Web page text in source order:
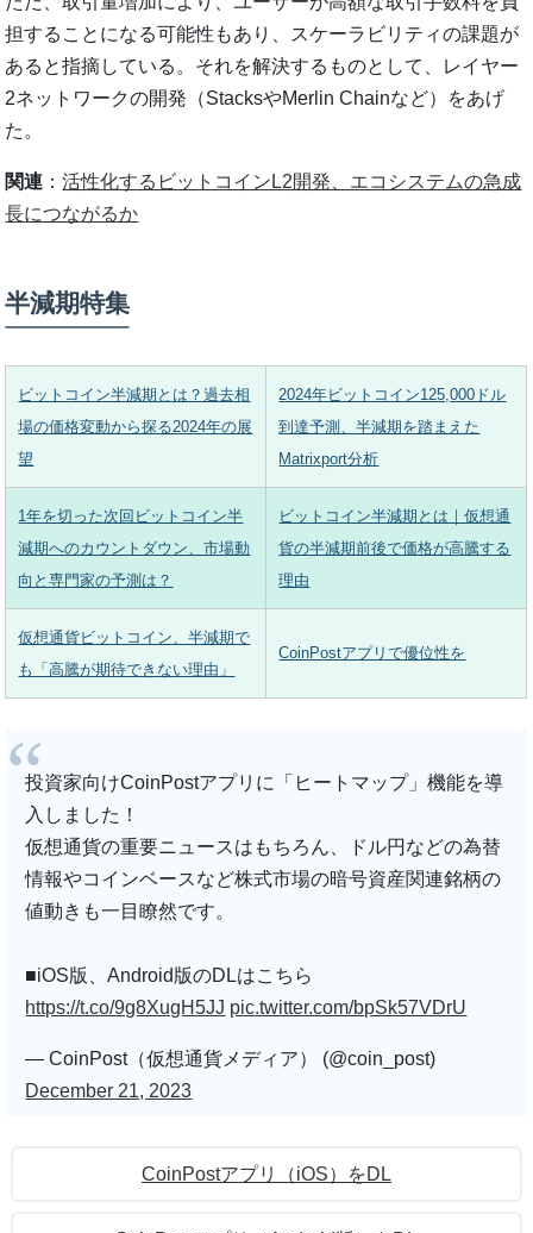
担することになる可能性もあり、スケーラビリティの課題が
あると指摘している。それを解決するものとして、レイヤー
2ネットワークの開発（StacksやMerlin Chainなど）をあげ
た。
関連 ：活性化するビットコインL2開発、エコシステムの急成
長につながるか
半減期特集
ビットコイン半減期とは？過去相
場の価格変動から探る2024年の展
望
2024年ビットコイン125,000ドル
到達予測、半減期を踏まえた
Matrixport分析
1年を切った次回ビットコイン半
減期へのカウントダウン、市場動
向と専門家の予測は？
ビットコイン半減期とは｜仮想通
貨の半減期前後で価格が高騰する
理由
仮想通貨ビットコイン、半減期で
も「高騰が期待できない理由」
CoinPostアプリで優位性を
投資家向けCoinPostアプリに「ヒートマップ」機能を導
入しました！
仮想通貨の重要ニュースはもちろん、ドル円などの為替
情報やコインベースなど株式市場の暗号資産関連銘柄の
値動きも一目瞭然です。
■iOS版、Android版のDLはこちら
https://t.co/9g8XugH5JJ pic.twitter.com/bpSk57VDrU
— CoinPost（仮想通貨メディア） (@coin_post)
December 21, 2023
CoinPostアプリ（iOS）をDL